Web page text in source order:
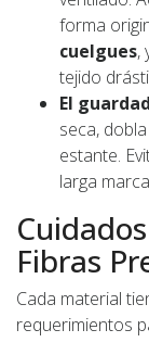
forma
cuelgues,
tejido
El
seca,
estante.
larga
Fibras
Cada material
requerimientos